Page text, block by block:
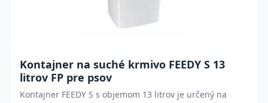
Kontajner na suché krmivo FEEDY S 13
litrov FP pre psov
Kontajner FEEDY S s objemom 13 litrov je určený na